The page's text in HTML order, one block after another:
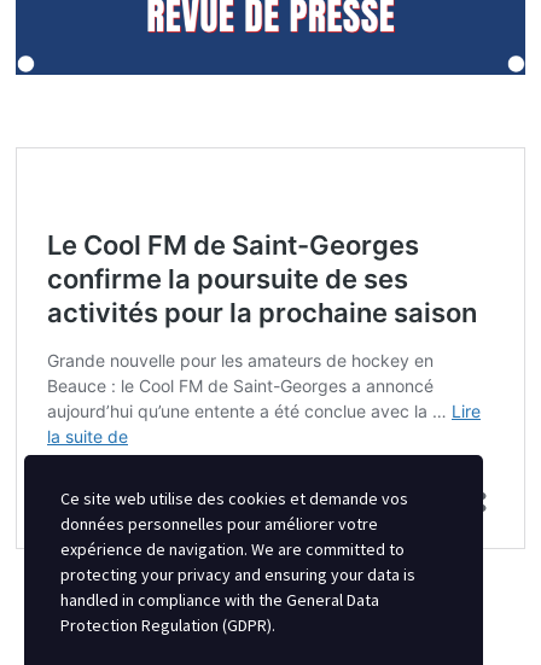
Ce site web utilise des cookies et demande vos
données personnelles pour améliorer votre
expérience de navigation. We are committed to
protecting your privacy and ensuring your data is
handled in compliance with the General Data
Protection Regulation (GDPR).